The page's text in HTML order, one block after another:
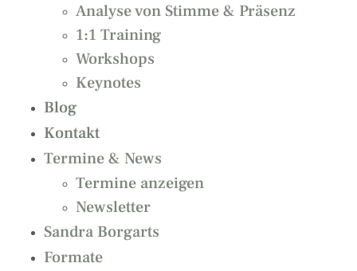
Analyse von Stimme & Präsenz
1:1 Training
Workshops
Keynotes
Blog
Kontakt
Termine & News
Termine anzeigen
Newsletter
Sandra Borgarts
Formate